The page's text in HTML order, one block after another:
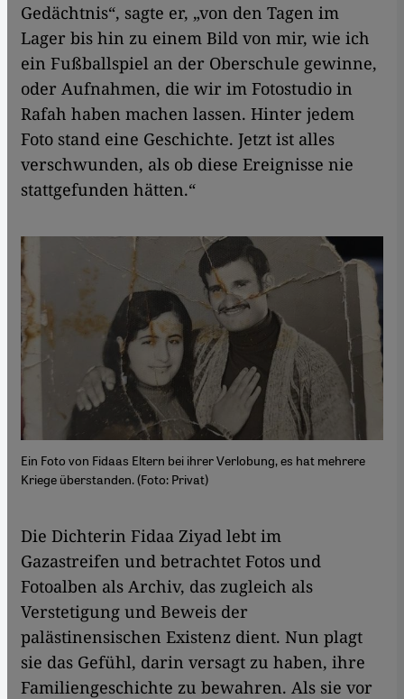
Gedächtnis“, sagte er, „von den Tagen im
Lager bis hin zu einem Bild von mir, wie ich
ein Fußballspiel an der Oberschule gewinne,
oder Aufnahmen, die wir im Fotostudio in
Rafah haben machen lassen. Hinter jedem
Foto stand eine Geschichte. Jetzt ist alles
verschwunden, als ob diese Ereignisse nie
stattgefunden hätten.“
Ein Foto von Fidaas Eltern bei ihrer Verlobung, es hat mehrere
Kriege überstanden. (Foto: Privat)
Die Dichterin Fidaa Ziyad lebt im
Gazastreifen und betrachtet Fotos und
Fotoalben als Archiv, das zugleich als
Verstetigung und Beweis der
palästinensischen Existenz dient. Nun plagt
sie das Gefühl, darin versagt zu haben, ihre
Familiengeschichte zu bewahren. Als sie vor